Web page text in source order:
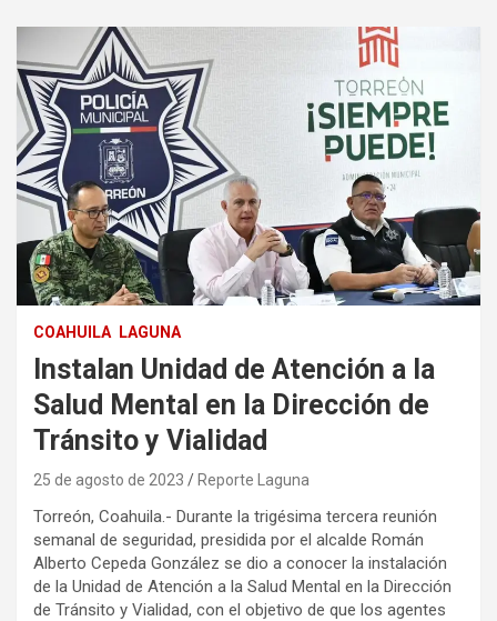
COAHUILA LAGUNA
Instalan Unidad de Atención a la
Salud Mental en la Dirección de
Tránsito y Vialidad
25 de agosto de 2023 Reporte Laguna
Torreón, Coahuila.- Durante la trigésima tercera reunión
semanal de seguridad, presidida por el alcalde Román
Alberto Cepeda González se dio a conocer la instalación
de la Unidad de Atención a la Salud Mental en la Dirección
de Tránsito y Vialidad, con el objetivo de que los agentes